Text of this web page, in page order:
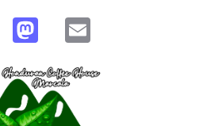
FacebookMastodon